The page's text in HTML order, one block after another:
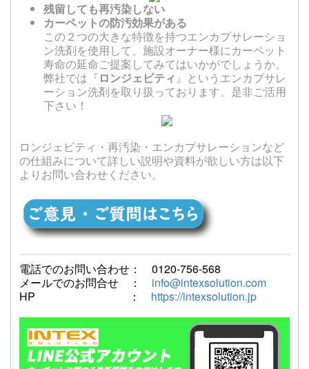
残留しても再汚染しない
カーペットの防汚効果がある
この２つの大きな特徴を持つエンカプサレーショ
ン洗剤を使用して、施設オーナー様にカーペット
寿命の延命ご提案してみてはいかがでしょうか。
弊社では『 ロンジェビティ』というエンカプサレ
ーション洗剤を取り扱っております。是非ご活用
下さい！
ロンジェビティ・再汚染・エンカプサレーションなど
の仕組みについて詳しい説明や資料が欲しい方は以下
よりお問い合わせください。
電話でのお問い合わせ： 0120-756-568
メールでのお問合せ ： info@intexsolution.com
HP ： https://intexsolution.jp